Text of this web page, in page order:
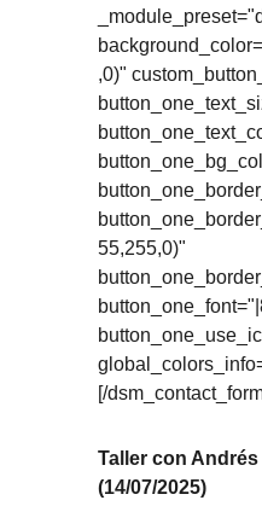
,0)"
55,255,0)"
[/
Taller con
(14/07/2025)